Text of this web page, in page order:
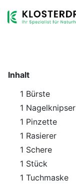
Inhalt
1 Bürste
1 Nagelknipser
1 Pinzette
1 Rasierer
1 Schere
1 Stück
1 Tuchmaske